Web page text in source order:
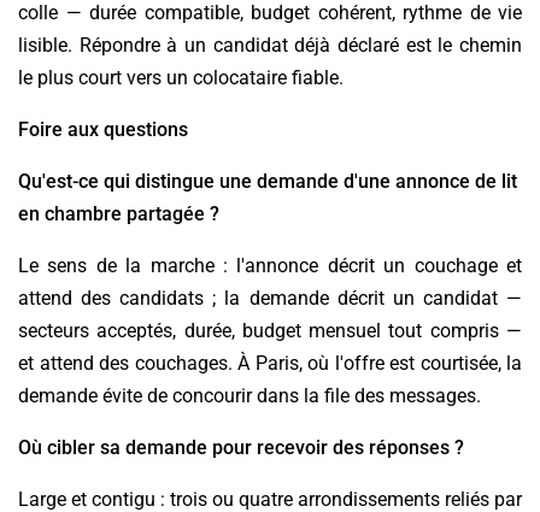
colle — durée compatible, budget cohérent, rythme de vie
lisible. Répondre à un candidat déjà déclaré est le chemin
le plus court vers un colocataire fiable.
Foire aux questions
Qu'est-ce qui distingue une demande d'une annonce de lit
en chambre partagée ?
Le sens de la marche : l'annonce décrit un couchage et
attend des candidats ; la demande décrit un candidat —
secteurs acceptés, durée, budget mensuel tout compris —
et attend des couchages. À Paris, où l'offre est courtisée, la
demande évite de concourir dans la file des messages.
Où cibler sa demande pour recevoir des réponses ?
Large et contigu : trois ou quatre arrondissements reliés par